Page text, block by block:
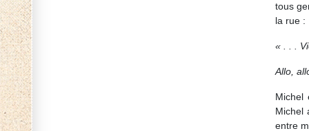
tous
la rue :
« . . .
Allo,
Michel
Michel
entre